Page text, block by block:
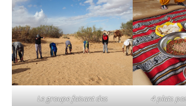
Le groupe faisant des
4 plats